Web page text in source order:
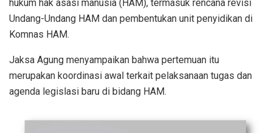
hukum hak asasi manusia (HAM), termasuk rencana revisi
Undang-Undang HAM dan pembentukan unit penyidikan di
Komnas HAM.
Jaksa Agung menyampaikan bahwa pertemuan itu
merupakan koordinasi awal terkait pelaksanaan tugas dan
agenda legislasi baru di bidang HAM.